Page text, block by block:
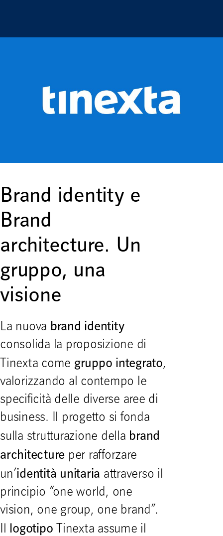
Brand identity e
Brand
architecture. Un
gruppo, una
visione
La nuova brand identity
consolida la proposizione di
Tinexta come gruppo integrato,
valorizzando al contempo le
specificità delle diverse aree di
business. Il progetto si fonda
sulla strutturazione della brand
architecture per rafforzare
un’identità unitaria attraverso il
principio “one world, one
vision, one group, one brand”.
Il logotipo Tinexta assume il